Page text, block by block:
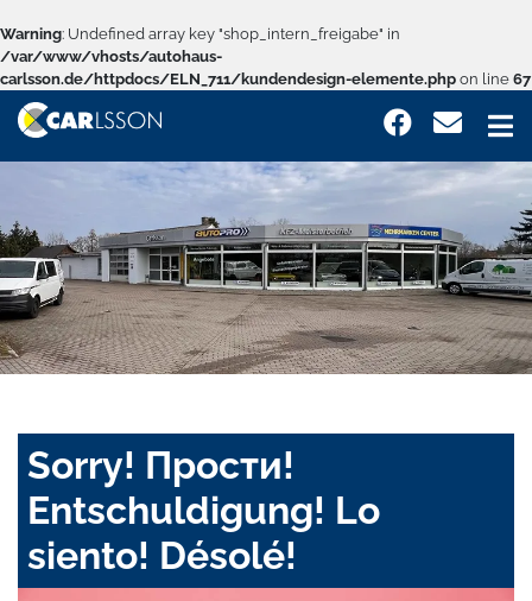
Warning: Undefined array key "shop_intern_freigabe" in
/var/www/vhosts/autohaus-
carlsson.de/httpdocs/ELN_711/kundendesign-elemente.php on line 67
Sorry! Прости!
Entschuldigung! Lo
siento! Désolé!